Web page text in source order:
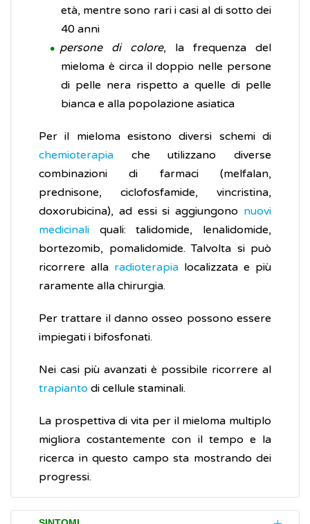
età, mentre sono rari i casi al di sotto dei
40 anni
persone di colore, la frequenza del
mieloma è circa il doppio nelle persone
di pelle nera rispetto a quelle di pelle
bianca e alla popolazione asiatica
Per il mieloma esistono diversi schemi di
chemioterapia che utilizzano diverse
combinazioni di farmaci (melfalan,
prednisone, ciclofosfamide, vincristina,
doxorubicina), ad essi si aggiungono nuovi
medicinali quali: talidomide, lenalidomide,
bortezomib, pomalidomide. Talvolta si può
ricorrere alla radioterapia localizzata e più
raramente alla chirurgia.
Per trattare il danno osseo possono essere
impiegati i bifosfonati.
Nei casi più avanzati è possibile ricorrere al
trapianto di cellule staminali.
La prospettiva di vita per il mieloma multiplo
migliora costantemente con il tempo e la
ricerca in questo campo sta mostrando dei
progressi.